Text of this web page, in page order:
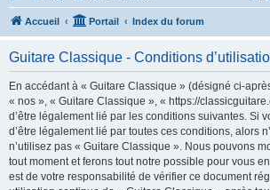
Accueil Portail Index du forum
Guitare Classique - Conditions
En accédant à « Guitare Classique » (désigné ci-
« nos », « Guitare Classique », « https://
d’être légalement lié par les conditions suivantes. Si
d’être légalement lié par toutes ces conditions, alors
n’utilisez pas « Guitare Classique ». Nous pouvons
tout moment et ferons tout notre possible pour vous
est de votre responsabilité de vérifier ce document